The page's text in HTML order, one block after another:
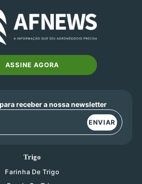
ASSINE AGORA
receber a nossa newsletter
ENVIAR
Trigo
Farinha De Trigo